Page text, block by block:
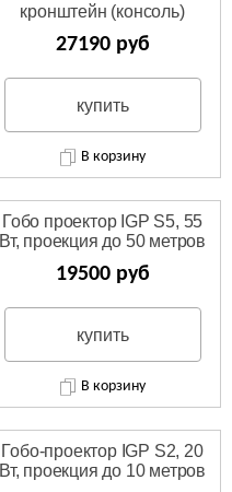
кронштейн (консоль)
27190 руб
купить
В корзину
Гобо проектор IGP S5, 55
Вт, проекция до 50 метров
19500 руб
купить
В корзину
Гобо-проектор IGP S2, 20
Вт, проекция до 10 метров